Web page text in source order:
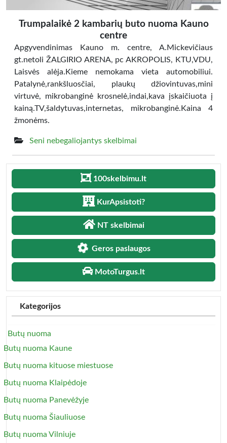
Trumpalaikė 2 kambarių buto nuoma Kauno
centre
Apgyvendinimas Kauno m. centre, A.Mickevičiaus
gt.netoli ŽALGIRIO ARENA, pc AKROPOLIS, KTU,VDU,
Laisvės alėja.Kieme nemokama vieta automobiliui.
Patalynė,rankšluosčiai, plaukų džiovintuvas,mini
virtuvė, mikrobanginė krosnelė,indai,kava įskaičiuota į
kainą.TV,šaldytuvas,internetas, mikrobanginė.Kaina 4
žmonėms.
Seni nebegaliojantys skelbimai
100skelbimu.lt
KurApsistoti?
NT skelbimai
Geros paslaugos
MotoTurgus.lt
Kategorijos
Butų nuoma
Butų nuoma Kaune
Butų nuoma kituose miestuose
Butų nuoma Klaipėdoje
Butų nuoma Panevėžyje
Butų nuoma Šiauliuose
Butų nuoma Vilniuje